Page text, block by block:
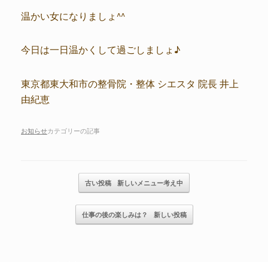
温かい女になりましょ^^
今日は一日温かくして過ごしましょ♪
東京都東大和市の整骨院・整体 シエスタ 院長 井上
由紀恵
お知らせカテゴリーの記事
記事のナビゲーション古い投稿 新しいメニュー考え中
仕事の後の楽しみは？ 新しい投稿